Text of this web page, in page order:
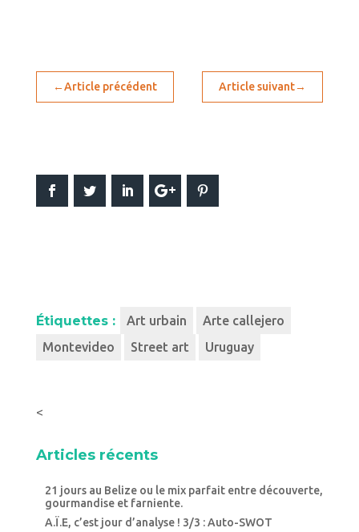
←Article précédent Article suivant→
Étiquettes : Art urbain
Arte callejero
Montevideo
Street art Uruguay
<
Articles récents
21 jours au Belize ou le mix parfait entre découverte,
gourmandise et farniente.
A.Ï.E, c’est jour d’analyse ! 3/3 : Auto-SWOT